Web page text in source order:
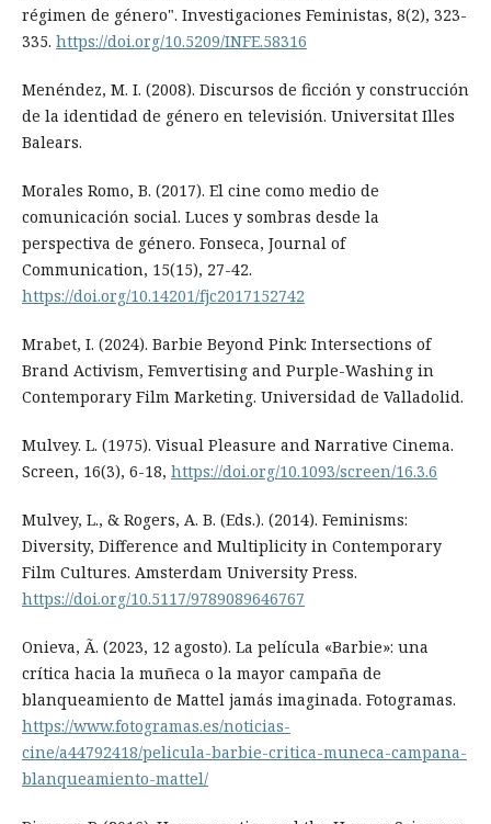
régimen de género". Investigaciones Feministas, 8(2), 323-
335. https://doi.org/10.5209/INFE.58316
Menéndez, M. I. (2008). Discursos de ficción y construcción
de la identidad de género en televisión. Universitat Illes
Balears.
Morales Romo, B. (2017). El cine como medio de
comunicación social. Luces y sombras desde la
perspectiva de género. Fonseca, Journal of
Communication, 15(15), 27-42.
https://doi.org/10.14201/fjc2017152742
Mrabet, I. (2024). Barbie Beyond Pink: Intersections of
Brand Activism, Femvertising and Purple-Washing in
Contemporary Film Marketing. Universidad de Valladolid.
Mulvey. L. (1975). Visual Pleasure and Narrative Cinema.
Screen, 16(3), 6-18, https://doi.org/10.1093/screen/16.3.6
Mulvey, L., & Rogers, A. B. (Eds.). (2014). Feminisms:
Diversity, Difference and Multiplicity in Contemporary
Film Cultures. Amsterdam University Press.
https://doi.org/10.5117/9789089646767
Onieva, Ã. (2023, 12 agosto). La película «Barbie»: una
crítica hacia la muñeca o la mayor campaña de
blanqueamiento de Mattel jamás imaginada. Fotogramas.
https://www.fotogramas.es/noticias-
cine/a44792418/pelicula-barbie-critica-muneca-campana-
blanqueamiento-mattel/